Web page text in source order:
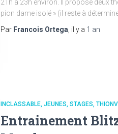
21h à 23h environ. Il propose deux
pion dame isolé » (il reste à
Par Francois Ortega , il y a 1 an
INCLASSABLE JEUNES STAGES
Entrainement